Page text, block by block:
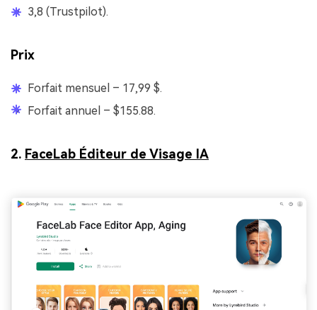
3,8 (Trustpilot).
Prix
Forfait mensuel – 17,99 $.
Forfait annuel – $155.88.
2. FaceLab Éditeur de Visage IA